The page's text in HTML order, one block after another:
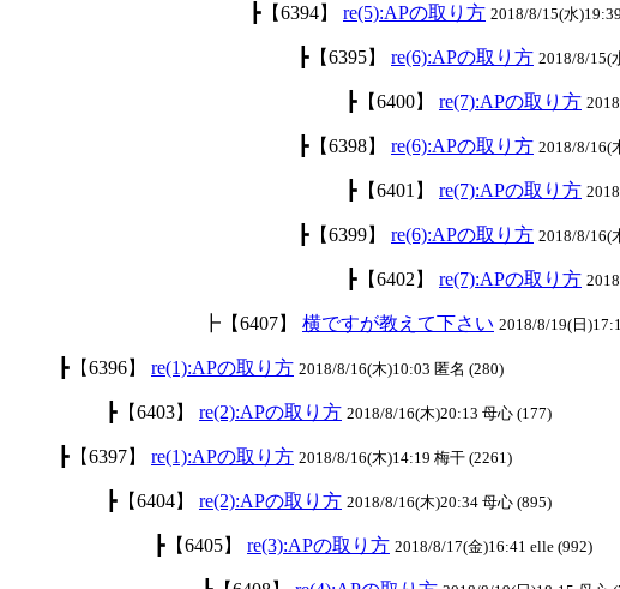
┣ 【6394】 re(5):APの取り方 2018/8/15(水
┣ 【6395】 re(6):APの取り方 2018/8/15(
┣ 【6400】 re(7):APの取り方
┣ 【6398】 re(6):APの取り方 2018/8/16(
┣ 【6401】 re(7):APの取り方
┣ 【6399】 re(6):APの取り方 2018/8/16(
┣ 【6402】 re(7):APの取り方
┣ 【6407】 横ですが教えて下さい 2018/8/19(日
┣ 【6396】 re(1):APの取り方 2018/8/16(木)10:03 匿名 (280)
┣ 【6403】 re(2):APの取り方 2018/8/16(木)20:13 母心 (177)
┣ 【6397】 re(1):APの取り方 2018/8/16(木)14:19 梅干 (2261)
┣ 【6404】 re(2):APの取り方 2018/8/16(木)20:34 母心 (895)
┣ 【6405】 re(3):APの取り方 2018/8/17(金)16:41 elle (992)